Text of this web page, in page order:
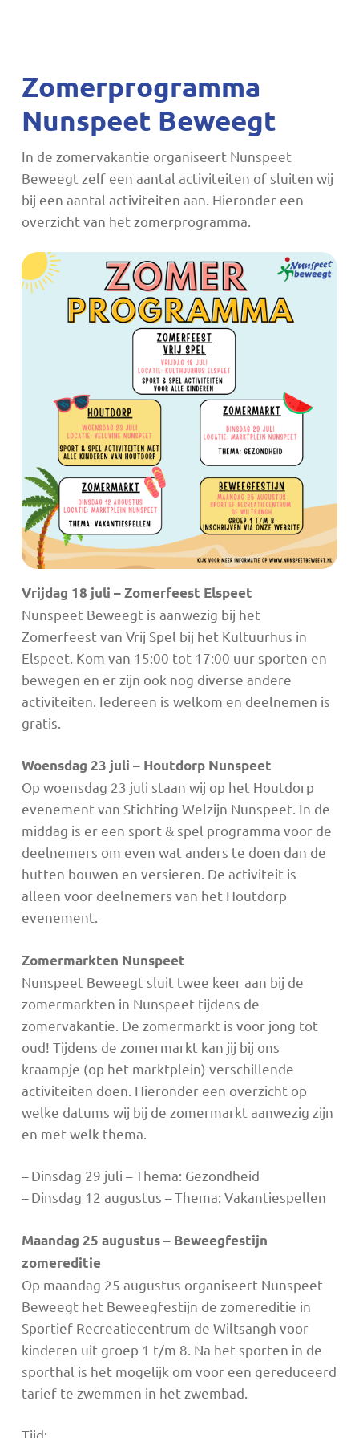
Zomerprogramma
Nunspeet Beweegt
In de zomervakantie organiseert Nunspeet
Beweegt zelf een aantal activiteiten of sluiten wij
bij een aantal activiteiten aan. Hieronder een
overzicht van het zomerprogramma.
Vrijdag 18 juli – Zomerfeest Elspeet
Nunspeet Beweegt is aanwezig bij het
Zomerfeest van Vrij Spel bij het Kultuurhus in
Elspeet. Kom van 15:00 tot 17:00 uur sporten en
bewegen en er zijn ook nog diverse andere
activiteiten. Iedereen is welkom en deelnemen is
gratis.
Woensdag 23 juli – Houtdorp Nunspeet
Op woensdag 23 juli staan wij op het Houtdorp
evenement van Stichting Welzijn Nunspeet. In de
middag is er een sport & spel programma voor de
deelnemers om even wat anders te doen dan de
hutten bouwen en versieren. De activiteit is
alleen voor deelnemers van het Houtdorp
evenement.
Zomermarkten Nunspeet
Nunspeet Beweegt sluit twee keer aan bij de
zomermarkten in Nunspeet tijdens de
zomervakantie. De zomermarkt is voor jong tot
oud! Tijdens de zomermarkt kan jij bij ons
kraampje (op het marktplein) verschillende
activiteiten doen. Hieronder een overzicht op
welke datums wij bij de zomermarkt aanwezig zijn
en met welk thema.
– Dinsdag 29 juli – Thema: Gezondheid
– Dinsdag 12 augustus – Thema: Vakantiespellen
Maandag 25 augustus – Beweegfestijn
zomereditie
Op maandag 25 augustus organiseert Nunspeet
Beweegt het Beweegfestijn de zomereditie in
Sportief Recreatiecentrum de Wiltsangh voor
kinderen uit groep 1 t/m 8. Na het sporten in de
sporthal is het mogelijk om voor een gereduceerd
tarief te zwemmen in het zwembad.
Tijd: